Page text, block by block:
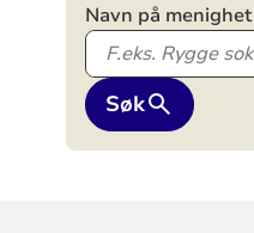
Navn på menighet
Søk